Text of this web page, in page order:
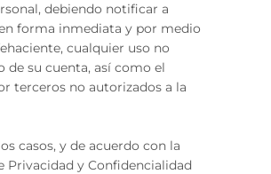
debiendo notificar a
forma inmediata y por medio
cualquier uso no
de su cuenta, así como el
terceros no autorizados a la
casos, y de acuerdo con la
Privacidad y Confidencialidad